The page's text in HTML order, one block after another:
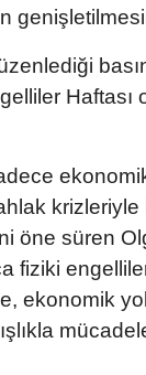
Haftası
krizleriyle
öne süren
fiziki
ekonomik